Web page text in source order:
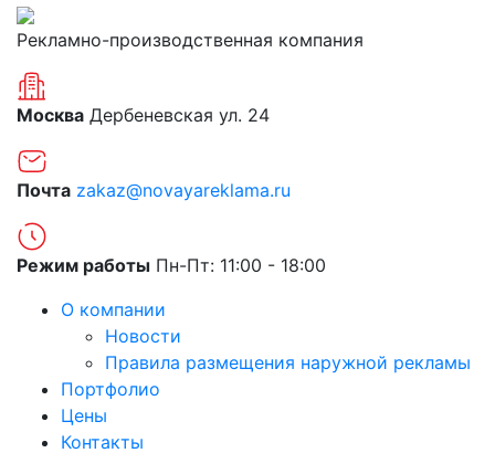
Рекламно-производственная компания
Москва Дербеневская ул. 24
Почта zakaz@novayareklama.ru
Режим работы Пн-Пт: 11:00 - 18:00
О компании
Новости
Правила размещения наружной рекламы
Портфолио
Цены
Контакты